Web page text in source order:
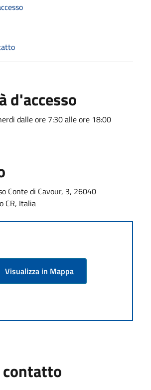
d'accesso
dalle ore 7:30 alle ore 18:00
Conte di Cavour, 3, 26040
CR, Italia
Visualizza in Mappa